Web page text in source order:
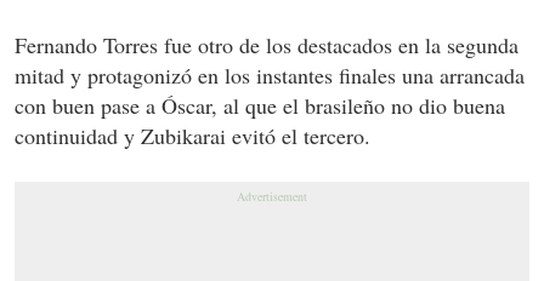
Fernando Torres fue otro de los destacados en la segunda
mitad y protagonizó en los instantes finales una arrancada
con buen pase a Óscar, al que el brasileño no dio buena
continuidad y Zubikarai evitó el tercero.